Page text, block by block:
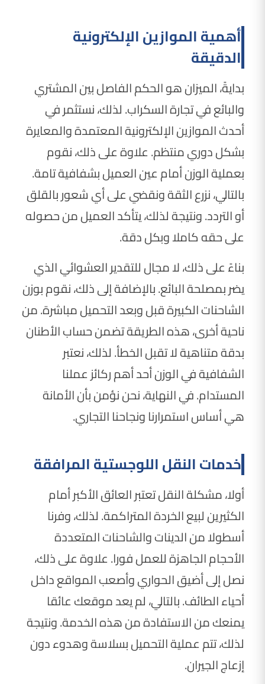
أهمية الموازين الإلكترونية
الدقيقة
بدايةً، الميزان هو الحكم الفاصل بين المشتري
والبائع في تجارة السكراب. لذلك، نستثمر في
أحدث الموازين الإلكترونية المعتمدة والمعايرة
بشكل دوري منتظم. علاوة على ذلك، نقوم
بعملية الوزن أمام عين العميل بشفافية تامة.
بالتالي، نزرع الثقة ونقضي على أي شعور بالقلق
أو التردد. ونتيجة لذلك، يتأكد العميل من حصوله
على حقه كاملا وبكل دقة.
بناءً على ذلك، لا مجال للتقدير العشوائي الذي
يضر بمصلحة البائع. بالإضافة إلى ذلك، نقوم بوزن
الشاحنات الكبيرة قبل وبعد التحميل مباشرة. من
ناحية أخرى، هذه الطريقة تضمن حساب الأطنان
بدقة متناهية لا تقبل الخطأ. لذلك، نعتبر
الشفافية في الوزن أحد أهم ركائز عملنا
المستدام. في النهاية، نحن نؤمن بأن الأمانة
هي أساس استمرارنا ونجاحنا التجاري.
خدمات النقل اللوجستية المرافقة
أولا، مشكلة النقل تعتبر العائق الأكبر أمام
الكثيرين لبيع الخردة المتراكمة. لذلك، وفرنا
أسطولا من الدينات والشاحنات المتعددة
الأحجام الجاهزة للعمل فورا. علاوة على ذلك،
نصل إلى أضيق الحواري وأصعب المواقع داخل
أحياء الطائف. بالتالي، لم يعد موقعك عائقا
يمنعك من الاستفادة من هذه الخدمة. ونتيجة
لذلك، تتم عملية التحميل بسلاسة وهدوء دون
إزعاج الجيران.